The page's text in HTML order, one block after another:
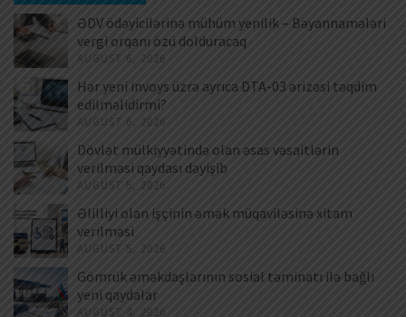
ƏDV ödəyicilərinə mühüm yenilik – Bəyannamələri
vergi orqanı özü dolduracaq
AUGUST 6, 2026
Hər yeni invoys üzrə ayrıca DTA-03 ərizəsi təqdim
edilməlidirmi?
AUGUST 6, 2026
Dövlət mülkiyyətində olan əsas vəsaitlərin
verilməsi qaydası dəyişib
AUGUST 5, 2026
Əlilliyi olan işçinin əmək müqaviləsinə xitam
verilməsi
AUGUST 5, 2026
Gömrük əməkdaşlarının sosial təminatı ilə bağlı
yeni qaydalar
AUGUST 4, 2026